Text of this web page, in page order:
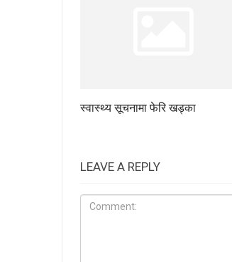
स्वास्थ्य सूचनामा फेरि खड्का
LEAVE A REPLY